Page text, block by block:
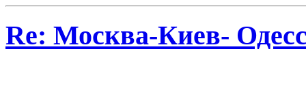
Re: Москва-Киев-